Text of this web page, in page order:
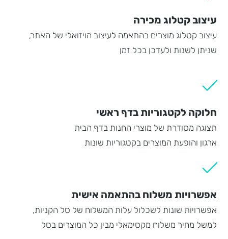
עיצוב קטלוג מכירה
עיצוב קטלוג מוצרים בהתאמה לעיצוב הויזואלי של האתר,
שניתן לשנות ולעדכן בכל זמן
חלוקה לקטגוריות בדף ראשי
תצוגה מסודרת של מוצרי החנות בדף הבית
ארגון והופעת המוצרים בקטגוריות שונות
אפשרויות משלוח בהתאמה אישית
אפשרויות שונות לשכלול עלות המשלוח של סל הקניות,
למשל מחיר משלוח מקסימאלי מבין כל המוצרים בסל